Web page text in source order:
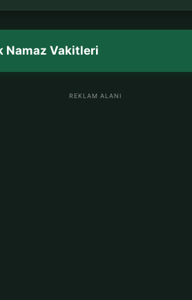
Namaz Vakitleri
REKLAM ALANI